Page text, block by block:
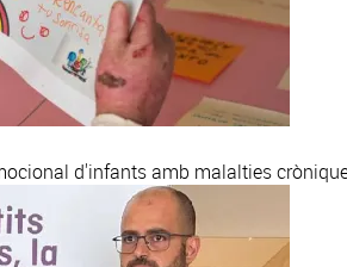
d'infants amb malalties